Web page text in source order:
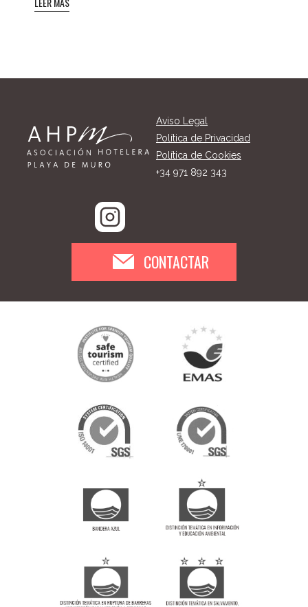
Aviso Legal
Política de Privacidad
Política de Cookies
+34 971 892 343
CONTACTAR